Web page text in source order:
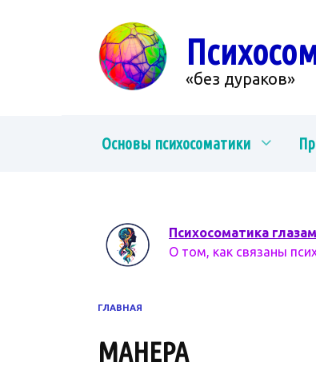
«без дураков»
Основы психосоматики
Психосоматика
О том, как связаны
ГЛАВНАЯ
МАНЕРА